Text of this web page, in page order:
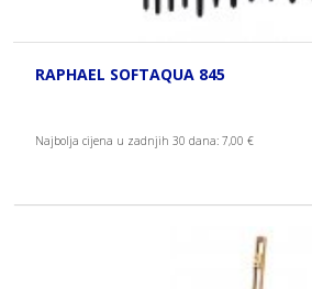
RAPHAEL SOFTAQUA 845
Najbolja cijena u zadnjih 30 dana: 7,00 €